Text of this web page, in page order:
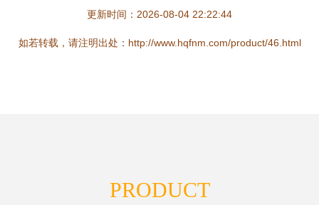
更新时间：2026-08-04 22:22:44
如若转载，请注明出处：http://www.hqfnm.com/product/46.html
PRODUCT